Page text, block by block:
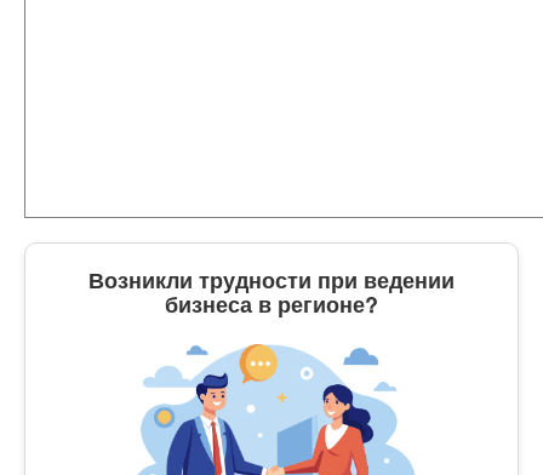
Возникли трудности при ведении
бизнеса в регионе?